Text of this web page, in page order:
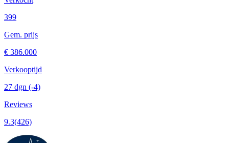
399
Gem. prijs
€ 386.000
Verkooptijd
27 dgn (-4)
Reviews
9.3(426)